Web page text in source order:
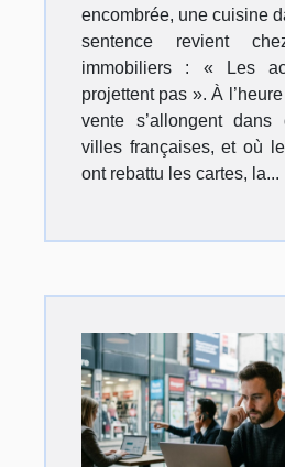
encombrée, une cuisine
sentence revient
immobiliers : « Les
projettent pas ». À
vente s’allongent dans
villes françaises, et où
ont rebattu les cartes, la...